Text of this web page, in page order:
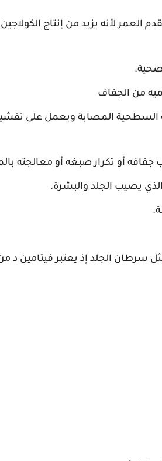
العمر لأنه يزيد من إنتاج
من الجفاف
المصابة ويعمل على
أو تكرار صبغه أو معالجته
يصيب الجلد والبشرة.
سرطان الجلد إذ يعتبر فيتامين د